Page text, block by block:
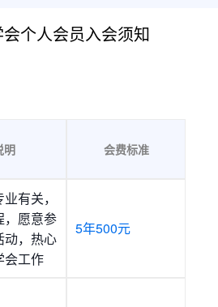
个人会员入会须知
明 会费标准
有关，
，愿意参
动，热心
会工作
5年500元